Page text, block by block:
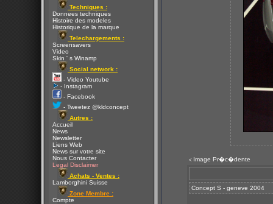
Techniques :
Donnees techniques
Histoire des modeles
Historique de la marque
Telechargements :
Screensavers
Video
Skin ' s Winamp
Social network :
- Video Youtube
- Instagram
- Facebook
- Tweetez @kldconcept
Autres :
Accueil
News
Newsletter
Liens Web
News sur votre site
Nous Contacter
Legal Disclaimer
Achats - Ventes :
Lamborghini Suisse
Zone Membre :
Compte
< Image Pr�c�dente
Concept S - geneve 2004